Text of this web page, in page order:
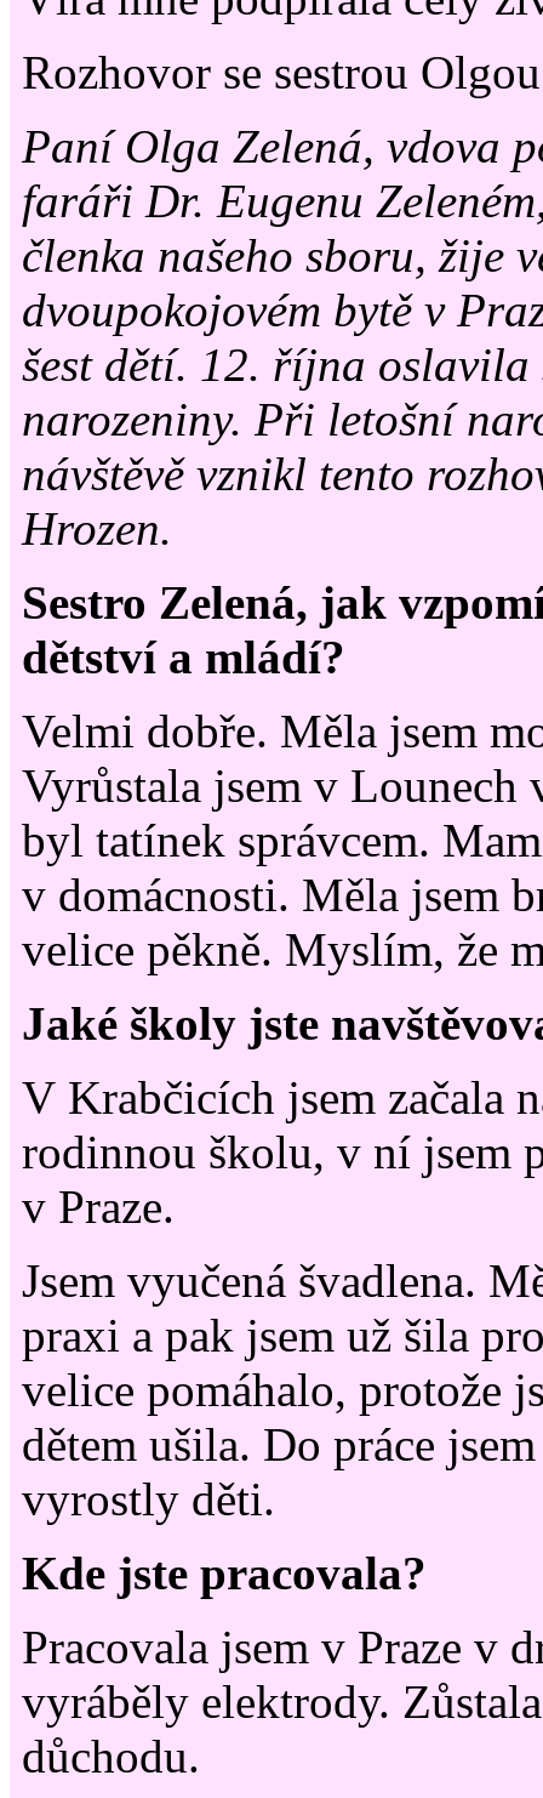
Rozhovor se sestrou
Paní Olga Zelená, vdova
faráři Dr. Eugenu
členka našeho sboru, žije
dvoupokojovém bytě v
šest dětí. 12. října oslavila
narozeniny. Při letošní
návštěvě vznikl tento
Hrozen.
Sestro Zelená, jak
dětství a mládí?
Velmi dobře. Měla jsem
Vyrůstala jsem v Lounech
byl tatínek správcem.
v domácnosti. Měla jsem
velice pěkně. Myslím, že
Jaké školy jste
V Krabčicích jsem začala
rodinnou školu, v ní jsem
v Praze.
Jsem vyučená švadlena.
praxi a pak jsem už šila
velice pomáhalo, protože
dětem ušila. Do práce
vyrostly děti.
Kde jste pracovala?
Pracovala jsem v Praze v
vyráběly elektrody.
důchodu.